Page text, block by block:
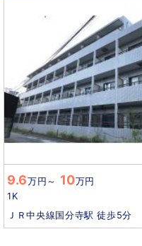
9.6万円～ 10万円
1K
ＪＲ中央線国分寺駅 徒歩5分